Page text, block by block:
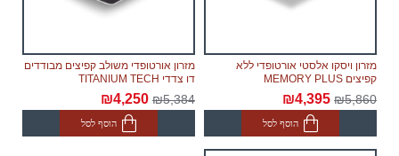
מזרון ויסקו אלסטי אורטופדי ללא
קפיצים MEMORY PLUS
₪5,860
₪4,395
הוסף לסל
מזרון אורטופדי משולב קפיצים מבודדים
דו צדדי TITANIUM TECH
₪5,384
₪4,250
הוסף לסל